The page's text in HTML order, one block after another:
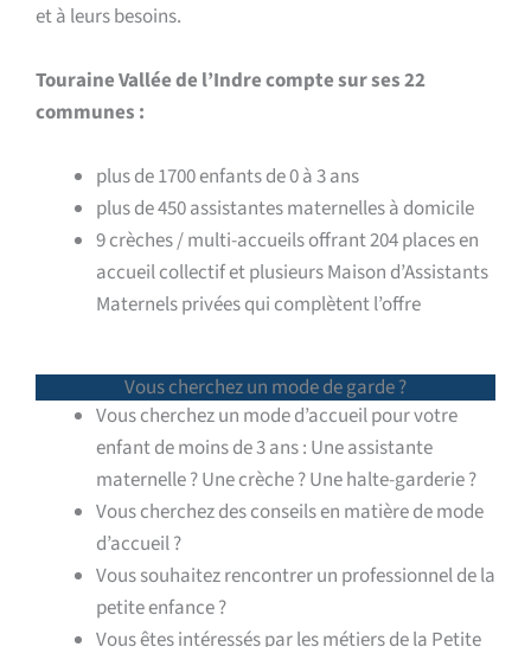
et à leurs besoins.
Touraine Vallée de l’Indre compte sur ses 22
communes :
plus de 1700 enfants de 0 à 3 ans
plus de 450 assistantes maternelles à domicile
9 crèches / multi-accueils offrant 204 places en
accueil collectif et plusieurs Maison d’Assistants
Maternels privées qui complètent l’offre
Vous cherchez un mode de garde ?
Vous cherchez un mode d’accueil pour votre
enfant de moins de 3 ans : Une assistante
maternelle ? Une crèche ? Une halte-garderie ?
Vous cherchez des conseils en matière de mode
d’accueil ?
Vous souhaitez rencontrer un professionnel de la
petite enfance ?
Vous êtes intéressés par les métiers de la Petite